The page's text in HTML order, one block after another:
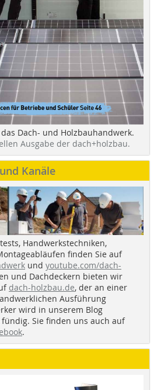
Dach- und Holzbauhandwerk.
Ausgabe der dach+holzbau.
Kanäle
Handwerkstechniken,
finden Sie auf
und youtube.com/dach-
und Dachdeckern bieten wir
dach-holzbau.de, der an einer
Ausführung
wird in unserem Blog
fündig. Sie finden uns auch auf
.